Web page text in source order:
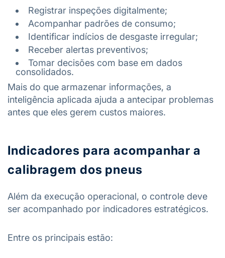
Registrar inspeções digitalmente;
Acompanhar padrões de consumo;
Identificar indícios de desgaste irregular;
Receber alertas preventivos;
Tomar decisões com base em dados
consolidados.
Mais do que armazenar informações, a
inteligência aplicada ajuda a antecipar problemas
antes que eles gerem custos maiores.
Indicadores para acompanhar a
calibragem dos pneus
Além da execução operacional, o controle deve
ser acompanhado por indicadores estratégicos.
Entre os principais estão: